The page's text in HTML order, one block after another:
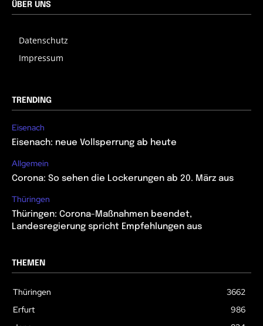
ÜBER UNS
Datenschutz
Impressum
TRENDING
Eisenach
Eisenach: neue Vollsperrung ab heute
Allgemein
Corona: So sehen die Lockerungen ab 20. März aus
Thüringen
Thüringen: Corona-Maßnahmen beendet,
Landesregierung spricht Empfehlungen aus
THEMEN
Thüringen
3662
Erfurt
986